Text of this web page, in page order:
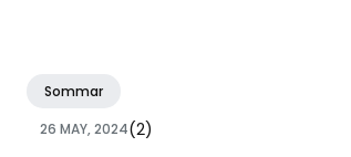
Sommar
26 MAY, 2024(2)